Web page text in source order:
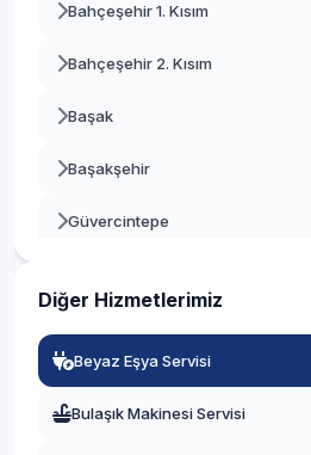
Beşiktaş
Beykoz
Beylikdüzü
Beyoğlu
Büyükçekmece
Çekmeköy
Esenler
Bahçeşehir 1. Kısım
Bahçeşehir 2. Kısım
Başak
Başakşehir
Güvercintepe
Diğer Hizmetlerimiz
Beyaz Eşya Servisi
Bulaşık Makinesi Servisi